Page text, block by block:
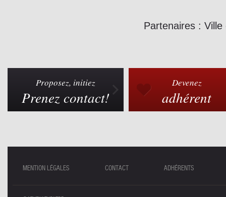
Partenaires :
Devenez
adhérent
Proposez, initiez
Prenez contact!
MENTION LÉGALES CONTACT ADHÉRENTS